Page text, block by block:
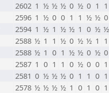
2602 1 ½ ½ ½ 0 ½ 0 1 1
2596 1 ½ 0 0 1 1 ½ ½ 0
2594 1 ½ 1 ½ ½ 1 0 ½ ½
2588 ½ 1 1 ½ 0 ½ ½ 1 1
2588 ½ 1 0 1 ½ ½ 0 ½ 0
2587 1 0 1 1 0 ½ 0 0 1
2581 0 ½ ½ ½ 0 1 1 0 1
2578 ½ ½ ½ ½ 1 0 1 0 1